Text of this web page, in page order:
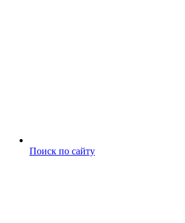
Поиск по сайту